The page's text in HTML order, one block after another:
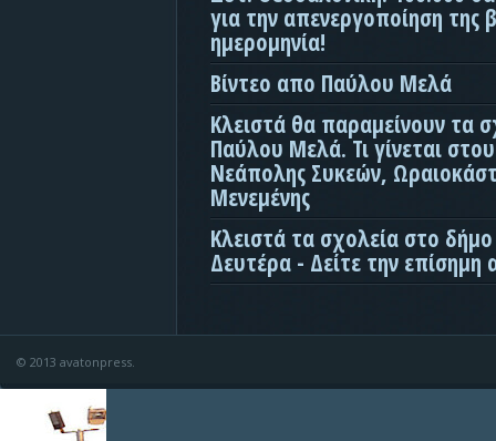
για την απενεργοποίηση της
ημερομηνία!
Βίντεο απο Παύλου Μελά
Κλειστά θα παραμείνουν τα
Παύλου Μελά. Τι γίνεται
Νεάπολης Συκεών,
Μενεμένης
Κλειστά τα σχολεία στο
Δευτέρα - Δείτε την επίσημη
© 2013 avatonpress.